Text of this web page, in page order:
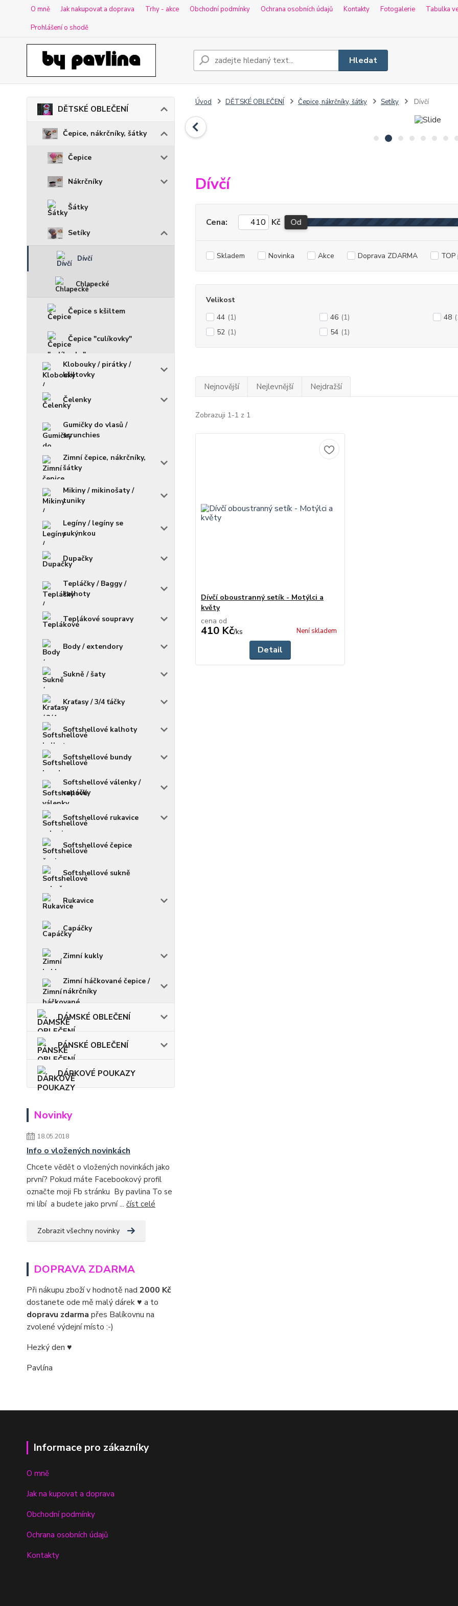
O mně Jak nakupovat a doprava Trhy - akce Obchodní podmínky Ochrana osobních údajů Kontakty Fotogalerie
Tabulka
Prohlášení o shodě
Hledat
DĚTSKÉ OBLEČENÍ
Čepice, nákrčníky, šátky
Čepice
Nákrčníky
Šátky
Setíky
Dívčí
Chlapecké
Čepice s kšiltem
Čepice "culíkovky"
Klobouky / pirátky /
kšiltovky
Čelenky
Gumičky do vlasů /
scrunchies
Zimní čepice, nákrčníky,
šátky
Mikiny / mikinošaty /
tuniky
Legíny / legíny se
sukýnkou
Dupačky
Tepláčky / Baggy /
kalhoty
Teplákové soupravy
Body / extendory
Sukně / šaty
Kraťasy / 3/4 ťáčky
Softshellové kalhoty
Softshellové bundy
Softshellové válenky /
capáčky
Softshellové rukavice
Softshellové čepice
Softshellové sukně
Rukavice
Capáčky
Zimní kukly
Zimní háčkované čepice /
nákrčníky
DÁMSKÉ OBLEČENÍ
PÁNSKÉ OBLEČENÍ
DÁRKOVÉ POUKAZY
Novinky
18.05.2018
Info o vložených novinkách
Chcete vědět o vložených novinkách jako
první? Pokud máte Facebookový profil
označte moji Fb stránku By pavlina To se
mi líbí a budete jako první ... číst celé
Zobrazit všechny novinky
DOPRAVA ZDARMA
Při nákupu zboží v hodnotě nad 2000 Kč
dostanete ode mě malý dárek ♥ a to
dopravu zdarma přes Balíkovnu na
zvolené výdejní místo :-)
Hezký den ♥
Pavlína
Úvod DĚTSKÉ OBLEČENÍ Čepice, nákrčníky, šátky Setíky Dívčí
Dívčí
Cena: Kč Od
Skladem Novinka Akce Doprava ZDARMA
Velikost
44 (1) 46 (1) 48
52 (1) 54 (1)
Nejnovější Nejlevnější Nejdražší
Zobrazuji 1-1 z 1
Dívčí oboustranný setík - Motýlci a
květy
cena od
410 Kč/ks Není skladem
Detail
Informace pro zákazníky
O mně
Jak na kupovat a doprava
Obchodní podmínky
Ochrana osobních údajů
Kontakty